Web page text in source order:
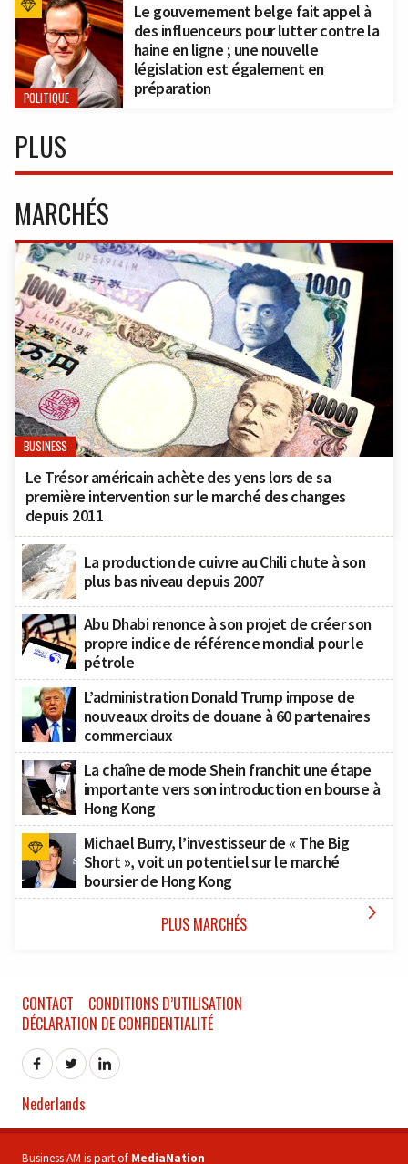
POLITIQUE
Le gouvernement belge fait appel à
des influenceurs pour lutter contre la
haine en ligne ; une nouvelle
législation est également en
préparation
PLUS
MARCHÉS
BUSINESS
Le Trésor américain achète des yens lors de sa
première intervention sur le marché des changes
depuis 2011
La production de cuivre au Chili chute à son
plus bas niveau depuis 2007
Abu Dhabi renonce à son projet de créer son
propre indice de référence mondial pour le
pétrole
L’administration Donald Trump impose de
nouveaux droits de douane à 60 partenaires
commerciaux
La chaîne de mode Shein franchit une étape
importante vers son introduction en bourse à
Hong Kong
Michael Burry, l’investisseur de « The Big
Short », voit un potentiel sur le marché
boursier de Hong Kong
PLUS MARCHÉS 
CONTACT
CONDITIONS D’UTILISATION
DÉCLARATION DE CONFIDENTIALITÉ
Nederlands
Business AM is part of MediaNation